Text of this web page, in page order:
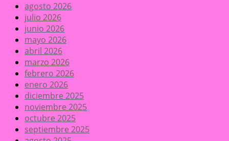
agosto 2026
julio 2026
junio 2026
mayo 2026
abril 2026
marzo 2026
febrero 2026
enero 2026
diciembre 2025
noviembre 2025
octubre 2025
septiembre 2025